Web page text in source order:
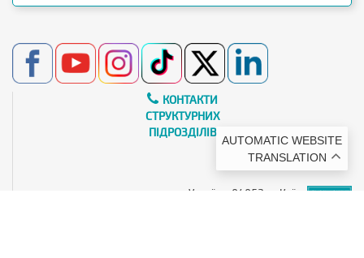
AUTOMATIC WEBSITE
TRANSLATION
КОНТАКТИ
СТРУКТУРНИХ
ПІДРОЗДІЛІВ
Україна, 04053, м.Київ,